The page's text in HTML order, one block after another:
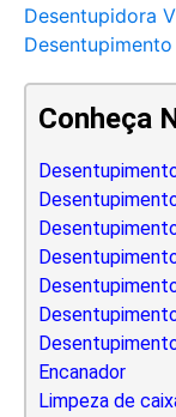
Desentupidora
Conheça
Encanador
Limpeza de